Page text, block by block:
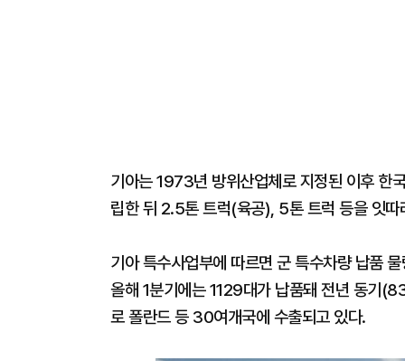
기아는 1973년 방위산업체로 지정된 이후 한
립한 뒤 2.5톤 트럭(육공), 5톤 트럭 등을 잇따
기아 특수사업부에 따르면 군 특수차량 납
올해 1분기에는 1129대가 납품돼 전년 동기
로 폴란드 등 30여개국에 수출되고 있다.